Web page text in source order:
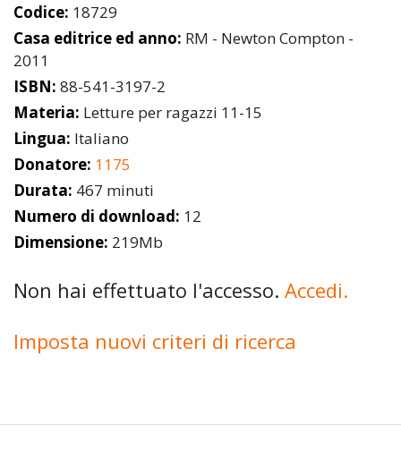
Codice: 18729
Casa editrice ed anno: RM - Newton Compton -
2011
ISBN: 88-541-3197-2
Materia: Letture per ragazzi 11-15
Lingua: Italiano
Donatore: 1175
Durata: 467 minuti
Numero di download: 12
Dimensione: 219Mb
Non hai effettuato l'accesso. Accedi.
Imposta nuovi criteri di ricerca